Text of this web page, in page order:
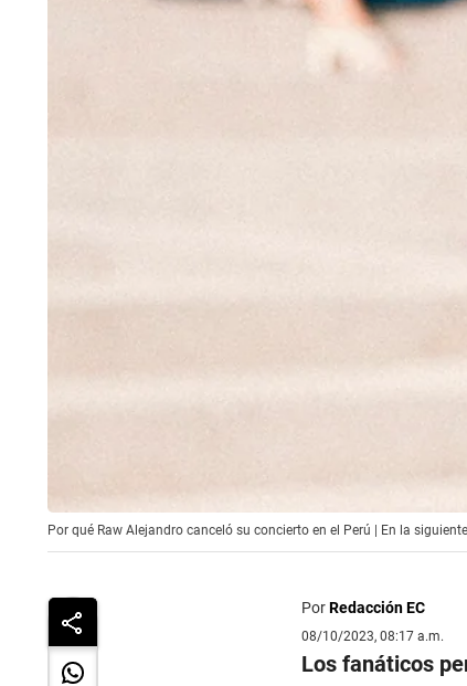
Por qué Raw Alejandro canceló su concierto en el Perú | En la
PorRedacción EC
08/10/2023, 08:17 a.m.
Los fanáticos